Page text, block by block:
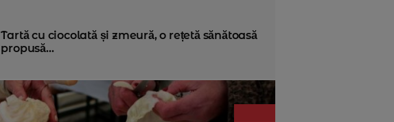
Tartă cu ciocolată și zmeură, o rețetă sănătoasă
propusă...